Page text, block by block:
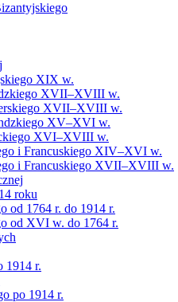
XIX w.
XVII–XVIII w.
XVII–XVIII w.
XV–XVI w.
XVI–XVIII w.
i Francuskiego XIV–XVI w.
i Francuskiego XVII–XVIII w.
roku
od 1764 r. do 1914 r.
od XVI w. do 1764 r.
1914 r.
po 1914 r.